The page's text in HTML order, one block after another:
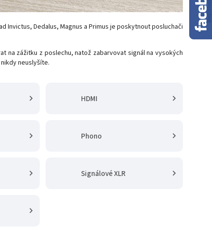
Invictus, Dedalus, Magnus a Primus je poskytnout posluchači
na zážitku z poslechu, natož zabarvovat signál na vysokých
neuslyšíte.
HDMI
Phono
Signálové XLR